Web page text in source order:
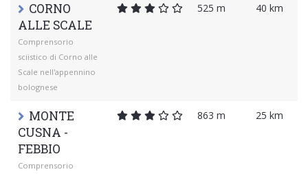
CORNO
ALLE SCALE
Comprensorio
sciistico di Corno alle
Scale nell'appennino
bolognese
525 m 40 km
MONTE
CUSNA -
FEBBIO
Comprensorio
863 m 25 km